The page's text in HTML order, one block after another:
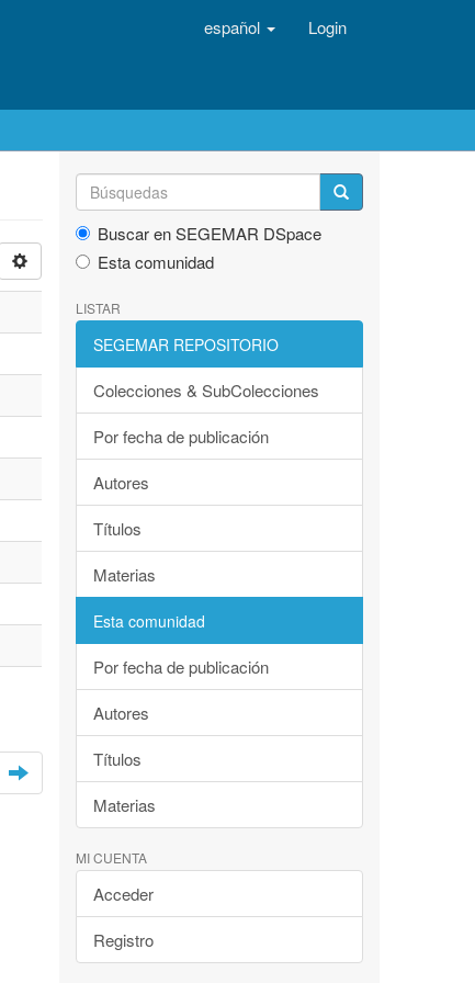
español Login
Buscar en SEGEMAR DSpace
Esta comunidad
LISTAR
SEGEMAR REPOSITORIO
Colecciones & SubColecciones
Por fecha de publicación
Autores
Títulos
Materias
Esta comunidad
Por fecha de publicación
Autores
Títulos
Materias
MI CUENTA
Acceder
Registro